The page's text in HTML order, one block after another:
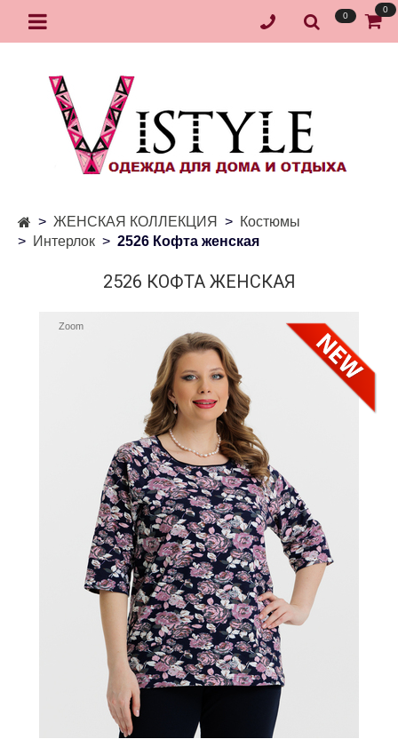
0
0
ЖЕНСКАЯ КОЛЛЕКЦИЯ
Костюмы
Интерлок
2526 Кофта женская
2526 КОФТА ЖЕНСКАЯ
Zoom